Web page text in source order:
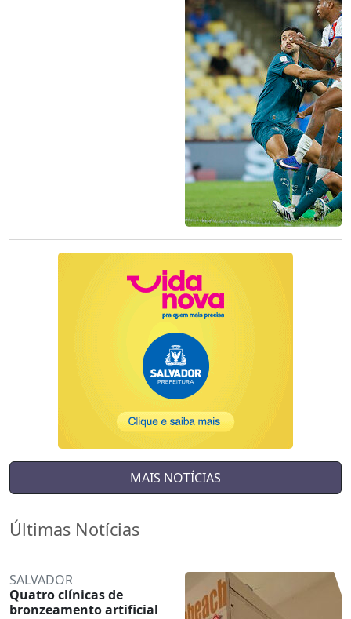
MAIS NOTÍCIAS
Últimas Notícias
SALVADOR
Quatro clínicas de
bronzeamento artificial